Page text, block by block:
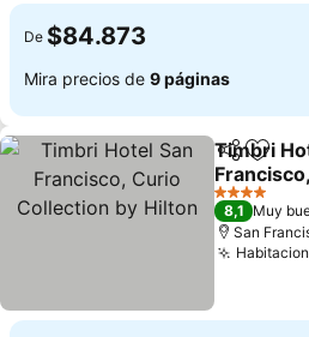
De $84.873
Mira precios de 9 páginas
Compartir
Timbri
Collection
Ver precios
4 Estrellas
8,1 Muy
San